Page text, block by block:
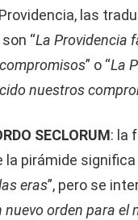
las
“La Providencia
” o “La
nuestros
SECLORUM: la
la pirámide significa
eras”, pero se
nuevo orden para el